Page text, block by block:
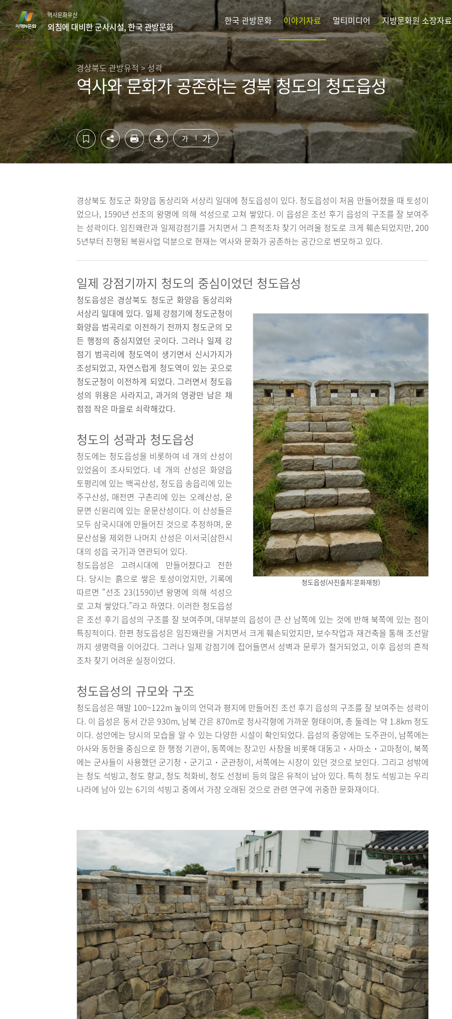
컨
텐
츠
영
역
바
로
가
기
하
단
영
역
바
로
가
기
역사문화유산
외침에 대비한 군사시설, 한국 관방문화
한국 관방문화 이야기자료 멀티미디어 지방문화원 소장자료
경상북도 관방유적 > 성곽
역사와 문화가 공존하는 경북 청도의 청도읍성
가 가
경상북도 청도군 화양읍 동상리와 서상리 일대에 청도읍성이 있다. 청도읍성이 처음 만들어졌을 때 토성이
었으나, 1590년 선조의 왕명에 의해 석성으로 고쳐 쌓았다. 이 읍성은 조선 후기 읍성의 구조를 잘 보여주
는 성곽이다. 임진왜란과 일제강점기를 거치면서 그 흔적조차 찾기 어려울 정도로 크게 훼손되었지만, 200
5년부터 진행된 복원사업 덕분으로 현재는 역사와 문화가 공존하는 공간으로 변모하고 있다.
일제 강점기까지 청도의 중심이었던 청도읍성
청도읍성(사진출처:문화재청)
청도읍성은 경상북도 청도군 화양읍 동상리와
서상리 일대에 있다. 일제 강점기에 청도군청이
화양읍 범곡리로 이전하기 전까지 청도군의 모
든 행정의 중심지였던 곳이다. 그러나 일제 강
점기 범곡리에 청도역이 생기면서 신시가지가
조성되었고, 자연스럽게 청도역이 있는 곳으로
청도군청이 이전하게 되었다. 그러면서 청도읍
성의 위용은 사라지고, 과거의 영광만 남은 채
점점 작은 마을로 쇠락해갔다.
청도의 성곽과 청도읍성
청도에는 청도읍성을 비롯하여 네 개의 산성이
있었음이 조사되었다. 네 개의 산성은 화양읍
토평리에 있는 백곡산성, 청도읍 송읍리에 있는
주구산성, 매전면 구촌리에 있는 오례산성, 운
문면 신원리에 있는 운문산성이다. 이 산성들은
모두 삼국시대에 만들어진 것으로 추정하며, 운
문산성을 제외한 나머지 산성은 이서국[삼한시
대의 성읍 국가]과 연관되어 있다.
청도읍성은 고려시대에 만들어졌다고 전한
다. 당시는 흙으로 쌓은 토성이었지만, 기록에
따르면 “선조 23(1590)년 왕명에 의해 석성으
로 고쳐 쌓았다.”라고 하였다. 이러한 청도읍성
은 조선 후기 읍성의 구조를 잘 보여주며, 대부분의 읍성이 큰 산 남쪽에 있는 것에 반해 북쪽에 있는 점이
특징적이다. 한편 청도읍성은 임진왜란을 거치면서 크게 훼손되었지만, 보수작업과 재건축을 통해 조선말
까지 생명력을 이어갔다. 그러나 일제 강점기에 접어들면서 성벽과 문루가 철거되었고, 이후 읍성의 흔적
조차 찾기 어려운 실정이었다.
청도읍성의 규모와 구조
청도읍성은 해발 100~122m 높이의 언덕과 평지에 만들어진 조선 후기 읍성의 구조를 잘 보여주는 성곽이
다. 이 읍성은 동서 간은 930m, 남북 간은 870m로 정사각형에 가까운 형태이며, 총 둘레는 약 1.8km 정도
이다. 성안에는 당시의 모습을 알 수 있는 다양한 시설이 확인되었다. 읍성의 중앙에는 도주관이, 남쪽에는
아사와 동헌을 중심으로 한 행정 기관이, 동쪽에는 창고인 사창을 비롯해 대동고・사마소・고마청이, 북쪽
에는 군사들이 사용했던 군기청・군기고・군관청이, 서쪽에는 시장이 있던 것으로 보인다. 그리고 성밖에
는 청도 석빙고, 청도 향교, 청도 척화비, 청도 선정비 등의 많은 유적이 남아 있다. 특히 청도 석빙고는 우리
나라에 남아 있는 6기의 석빙고 중에서 가장 오래된 것으로 관련 연구에 귀중한 문화재이다.